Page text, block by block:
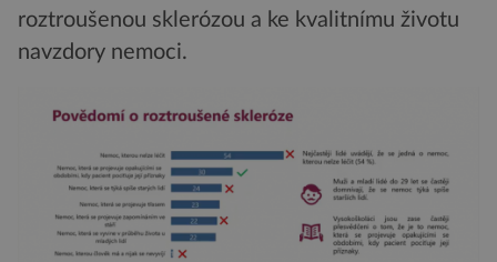
roztroušenou sklerózou a ke kvalitnímu životu
navzdory nemoci.